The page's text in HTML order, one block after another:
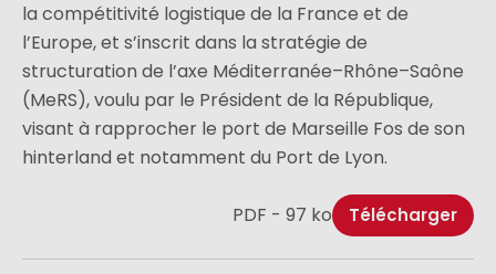
la compétitivité logistique de la France et de
l’Europe, et s’inscrit dans la stratégie de
structuration de l’axe Méditerranée–Rhône–Saône
(MeRS), voulu par le Président de la République,
visant à rapprocher le port de Marseille Fos de son
hinterland et notamment du Port de Lyon.
PDF - 97 ko Télécharger